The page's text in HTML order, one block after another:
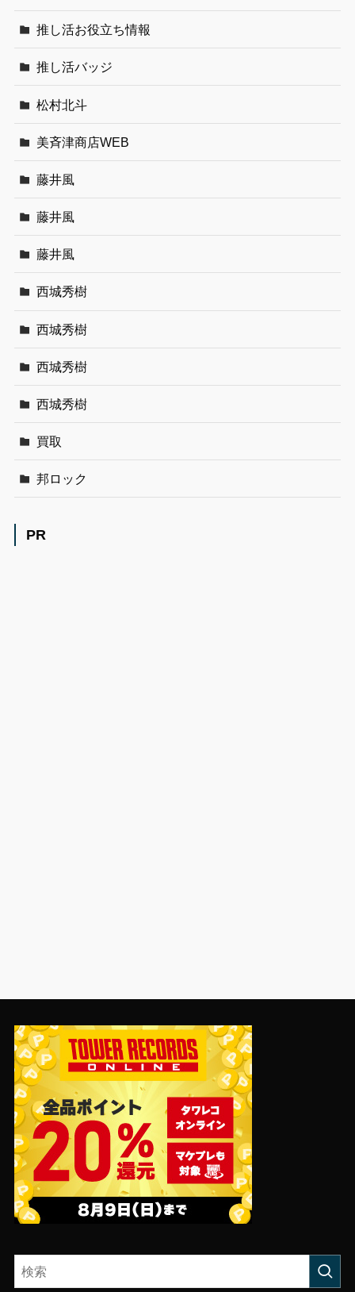
推し活お役立ち情報
推し活バッジ
松村北斗
美斉津商店WEB
藤井風
藤井風
藤井風
西城秀樹
西城秀樹
西城秀樹
西城秀樹
買取
邦ロック
PR